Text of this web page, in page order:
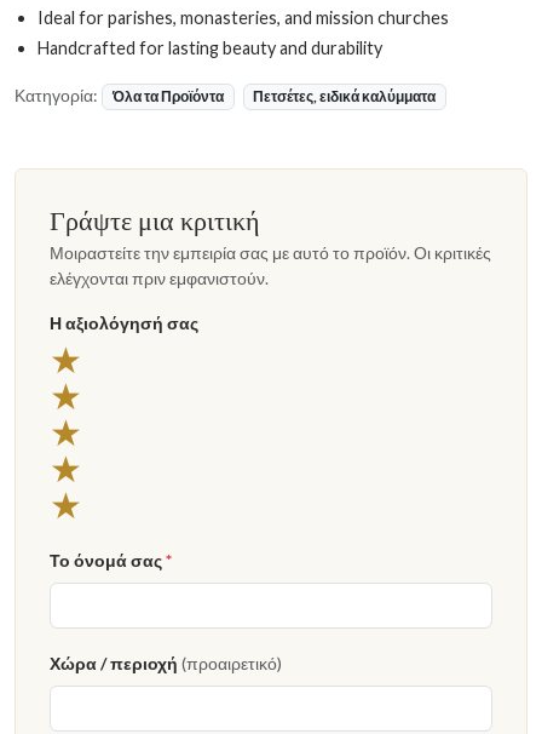
Ideal for parishes, monasteries, and mission churches
Handcrafted for lasting beauty and durability
Κατηγορία: Όλα τα Προϊόντα Πετσέτες, ειδικά καλύμματα
Γράψτε μια κριτική
Μοιραστείτε την εμπειρία σας με αυτό το προϊόν. Οι κριτικές
ελέγχονται πριν εμφανιστούν.
Η αξιολόγησή σας
★
★
★
★
★
Το όνομά σας*
Χώρα / περιοχή (προαιρετικό)